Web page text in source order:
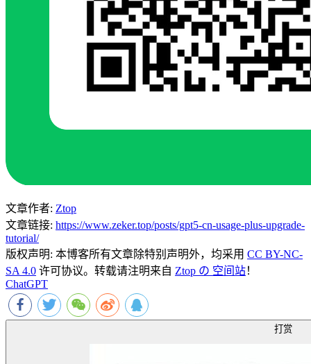
文章作者: Ztop
文章链接: https://www.zeker.top/posts/gpt5-cn-usage-plus-upgrade-
tutorial/
版权声明: 本博客所有文章除特别声明外，均采用 CC BY-NC-
SA 4.0 许可协议。转载请注明来自 Ztop の 空间站！
ChatGPT
打赏